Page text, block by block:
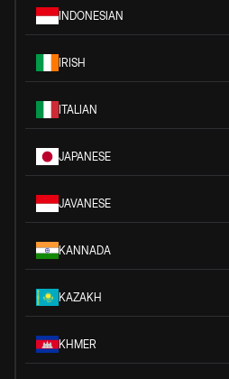
INDONESIAN
IRISH
ITALIAN
JAPANESE
JAVANESE
KANNADA
KAZAKH
KHMER